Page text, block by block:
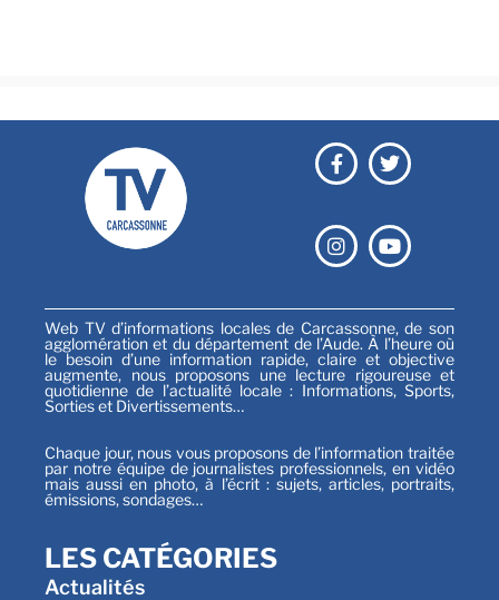
Web TV d’informations locales de Carcassonne, de son
agglomération et du département de l’Aude. À l’heure où
le besoin d’une information rapide, claire et objective
augmente, nous proposons une lecture rigoureuse et
quotidienne de l’actualité locale : Informations, Sports,
Sorties et Divertissements…
Chaque jour, nous vous proposons de l’information traitée
par notre équipe de journalistes professionnels, en vidéo
mais aussi en photo, à l’écrit : sujets, articles, portraits,
émissions, sondages…
LES CATÉGORIES
Actualités